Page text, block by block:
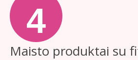
4
Maisto produktai su